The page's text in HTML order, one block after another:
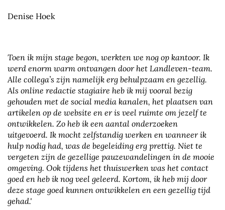
Denise Hoek
Toen ik mijn stage begon, werkten we nog op kantoor. Ik
werd enorm warm ontvangen door het Landleven-team.
Alle collega’s zijn namelijk erg behulpzaam en gezellig.
Als online redactie stagiaire heb ik mij vooral bezig
gehouden met de social media kanalen, het plaatsen van
artikelen op de website en er is veel ruimte om jezelf te
ontwikkelen. Zo heb ik een aantal onderzoeken
uitgevoerd. Ik mocht zelfstandig werken en wanneer ik
hulp nodig had, was de begeleiding erg prettig. Niet te
vergeten zijn de gezellige pauzewandelingen in de mooie
omgeving. Ook tijdens het thuiswerken was het contact
goed en heb ik nog veel geleerd. Kortom, ik heb mij door
deze stage goed kunnen ontwikkelen en een gezellig tijd
gehad.'